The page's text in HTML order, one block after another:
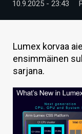
TECHBBS
HINTA.FI
KAUPPA
VAIHDA TEEMA
10.9.2025 - 23:43
Lumex korvaa
ensimmäinen
sarjana.